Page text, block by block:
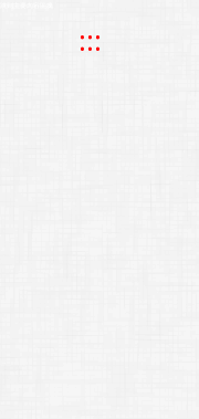
:::